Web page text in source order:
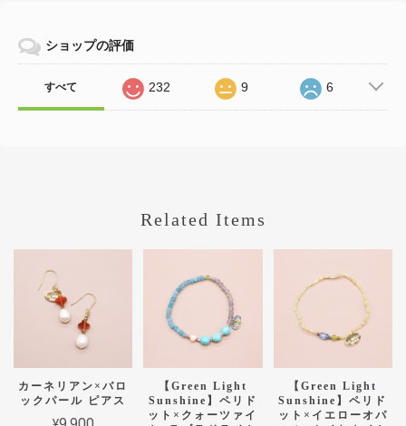
ショップの評価
すべて 232 9 6
Related Items
カーネリアン×バロ
ックパール ピアス
【Green Light
Sunshine】ペリド
ット×クォーツァイ
【Green Light
Sunshine】ペリド
ット×イエローオパ